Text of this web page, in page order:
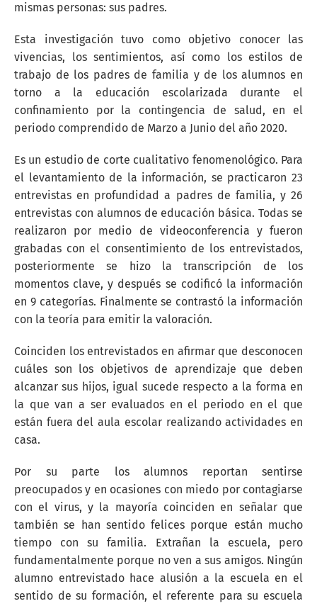
mismas personas: sus padres.
Esta investigación tuvo como objetivo conocer las
vivencias, los sentimientos, así como los estilos de
trabajo de los padres de familia y de los alumnos en
torno a la educación escolarizada durante el
confinamiento por la contingencia de salud, en el
periodo comprendido de Marzo a Junio del año 2020.
Es un estudio de corte cualitativo fenomenológico. Para
el levantamiento de la información, se practicaron 23
entrevistas en profundidad a padres de familia, y 26
entrevistas con alumnos de educación básica. Todas se
realizaron por medio de videoconferencia y fueron
grabadas con el consentimiento de los entrevistados,
posteriormente se hizo la transcripción de los
momentos clave, y después se codificó la información
en 9 categorías. Finalmente se contrastó la información
con la teoría para emitir la valoración.
Coinciden los entrevistados en afirmar que desconocen
cuáles son los objetivos de aprendizaje que deben
alcanzar sus hijos, igual sucede respecto a la forma en
la que van a ser evaluados en el periodo en el que
están fuera del aula escolar realizando actividades en
casa.
Por su parte los alumnos reportan sentirse
preocupados y en ocasiones con miedo por contagiarse
con el virus, y la mayoría coinciden en señalar que
también se han sentido felices porque están mucho
tiempo con su familia. Extrañan la escuela, pero
fundamentalmente porque no ven a sus amigos. Ningún
alumno entrevistado hace alusión a la escuela en el
sentido de su formación, el referente para su escuela